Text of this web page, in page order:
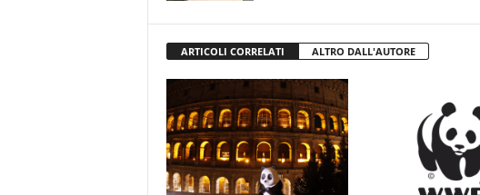
ARTICOLI CORRELATI ALTRO DALL'AUTORE